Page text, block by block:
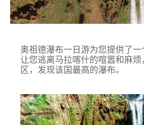
奥祖德瀑布一日游为您提供了一
让您逃离马拉喀什的喧嚣和麻
区，发现该国最高的瀑布。